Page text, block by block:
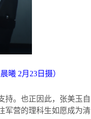
曦 2月 23 日摄）
持。也正因此，张美玉自
军营的理科生如愿成为清